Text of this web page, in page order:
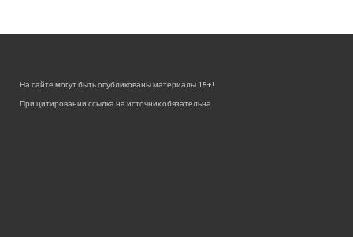
На сайте могут быть опубликованы материалы 18+!
При цитировании ссылка на источник обязательна.